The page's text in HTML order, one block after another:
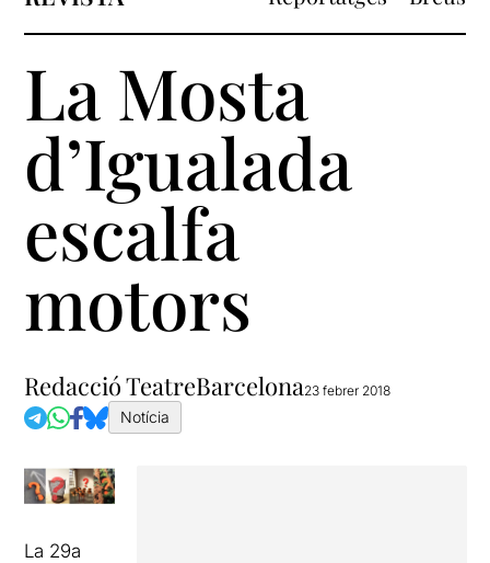
La Mosta
d’Igualada
escalfa
motors
Redacció TeatreBarcelona23 febrer 2018
Notícia
La 29a